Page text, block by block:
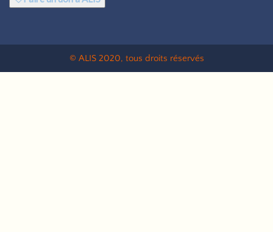
© ALIS2020, tous droits réservés